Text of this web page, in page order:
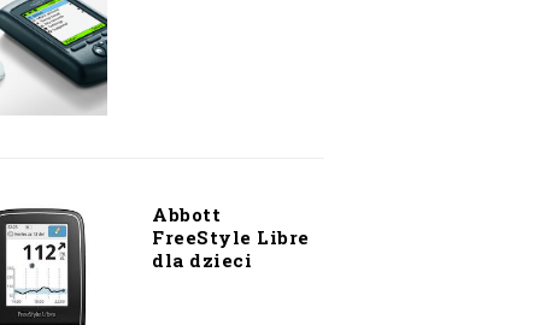
Abbott
FreeStyle Libre
dla dzieci